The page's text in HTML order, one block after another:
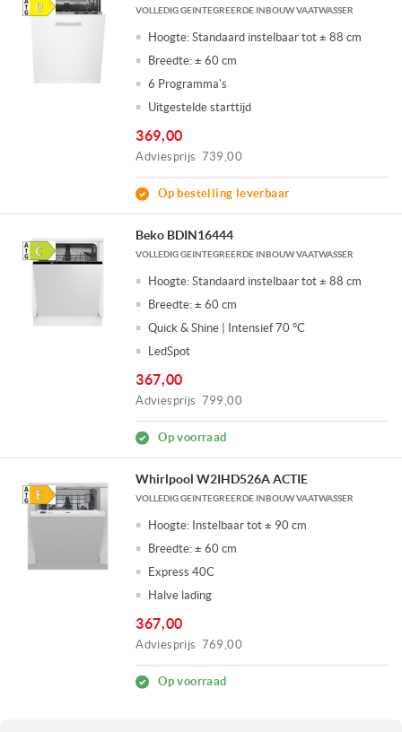
VOLLEDIG GEINTEGREERDE INBOUW VAATWASSER
Hoogte: Standaard instelbaar tot ± 88 cm
Breedte: ± 60 cm
6 Programma's
Uitgestelde starttijd
369,00
Adviesprijs 739,00
Op bestelling leverbaar
Beko BDIN16444
VOLLEDIG GEINTEGREERDE INBOUW VAATWASSER
Hoogte: Standaard instelbaar tot ± 88 cm
Breedte: ± 60 cm
Quick & Shine | Intensief 70 °C
LedSpot
367,00
Adviesprijs 799,00
Op voorraad
Whirlpool W2IHD526A ACTIE
VOLLEDIG GEINTEGREERDE INBOUW VAATWASSER
Hoogte: Instelbaar tot ± 90 cm
Breedte: ± 60 cm
Express 40C
Halve lading
367,00
Adviesprijs 769,00
Op voorraad